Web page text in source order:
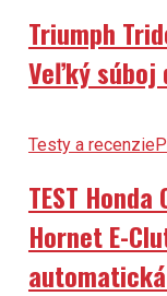
Triumph
Veľký súboj
Testy a recenzie
TEST
Hornet E-